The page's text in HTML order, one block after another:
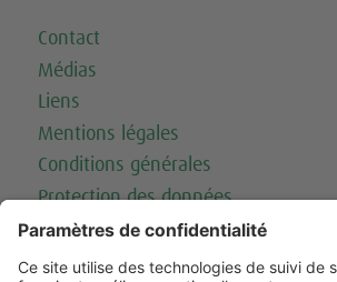
Contact
Médias
Liens
Mentions légales
Conditions générales
Protection des données